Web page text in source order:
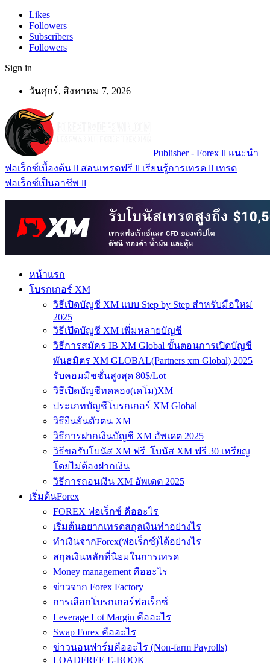
Likes
Followers
Subscribers
Followers
Sign in
วันศุกร์, สิงหาคม 7, 2026
Publisher - Forex ll แนะนำ
ฟอเร็กซ์เบื้องต้น ll สอนเทรดฟรี ll เรียนรู้การเทรด ll เทรด
ฟอเร็กซ์เป็นอาชีพ ll
หน้าแรก
โบรกเกอร์ XM
วิธีเปิดบัญชี XM แบบ Step by Step สำหรับมือใหม่
2025
วิธีเปิดบัญชี XM เพิ่มหลายบัญชี
วิธีการสมัคร IB XM Global ขั้นตอนการเปิดบัญชี
พันธมิตร XM GLOBAL(Partners xm Global) 2025
รับคอมมิชชั่นสูงสุด 80$/Lot
วิธีเปิดบัญชีทดลอง(เดโม)XM
ประเภทบัญชีโบรกเกอร์ XM Global
วิธียืนยันตัวตน XM
วิธีการฝากเงินบัญชี XM อัพเดต 2025
วิธีขอรับโบนัส XM ฟรี โบนัส XM ฟรี 30 เหรียญ
โดยไม่ต้องฝากเงิน
วิธีการถอนเงิน XM อัพเดต 2025
เริ่มต้นForex
FOREX ฟอเร็กซ์ คืออะไร
เริ่มต้นอยากเทรดสกุลเงินทำอย่างไร
ทำเงินจากForex(ฟอเร็กซ์)ได้อย่างไร
สกุลเงินหลักที่นิยมในการเทรด
Money management คืออะไร
ข่าวจาก Forex Factory
การเลือกโบรกเกอร์ฟอเร็กซ์
Leverage Lot Margin คืออะไร
Swap Forex คืออะไร
ข่าวนอนฟาร์มคืออะไร (Non-farm Payrolls)
LOADFREE E-BOOK